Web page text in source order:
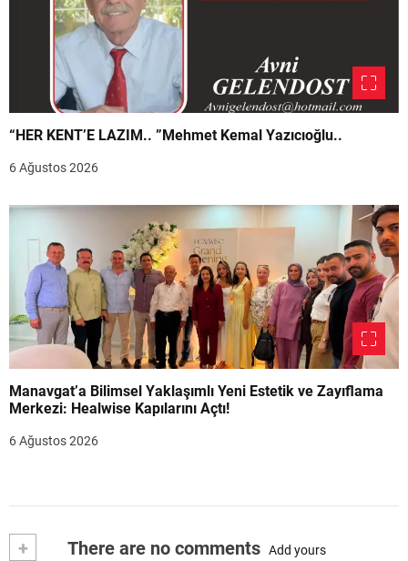
“HER KENT’E LAZIM.. ”Mehmet Kemal Yazıcıoğlu..
6 Ağustos 2026
Manavgat’a Bilimsel Yaklaşımlı Yeni Estetik ve Zayıflama
Merkezi: Healwise Kapılarını Açtı!
6 Ağustos 2026
+ There are no comments Add yours